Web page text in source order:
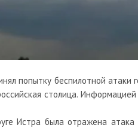
попытку беспилотной атаки
столица.
Истра была отражена атака